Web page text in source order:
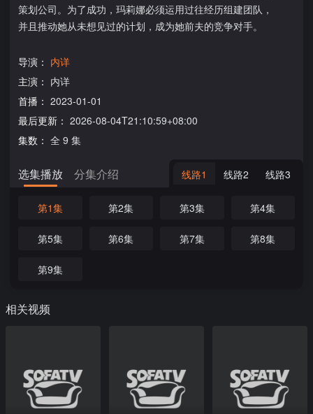
策划公司。为了成功，玛莉娜必须运用过往经历组建团队，
并且推动她从未想见过的计划，成为她前夫的竞争对手。
导演： 内详
主演： 内详
首播： 2023-01-01
最后更新： 2026-08-04T21:10:59+08:00
集数： 全 9 集
选集播放 分集介绍 线路1 线路2 线路3
第1集 第2集 第3集 第4集
第5集 第6集 第7集 第8集
第9集
相关视频